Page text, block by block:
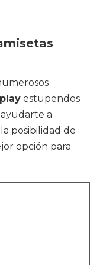
estupendos
a
posibilidad de
opción para